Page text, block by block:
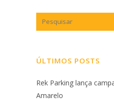
ÚLTIMOS POSTS
Rek Parking lança
Amarelo